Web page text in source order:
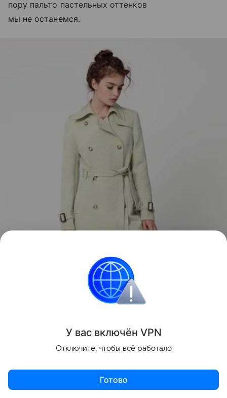
пору пальто пастельных оттенков
мы не останемся.
У вас включён VPN
Отключите, чтобы всё работало
Готово